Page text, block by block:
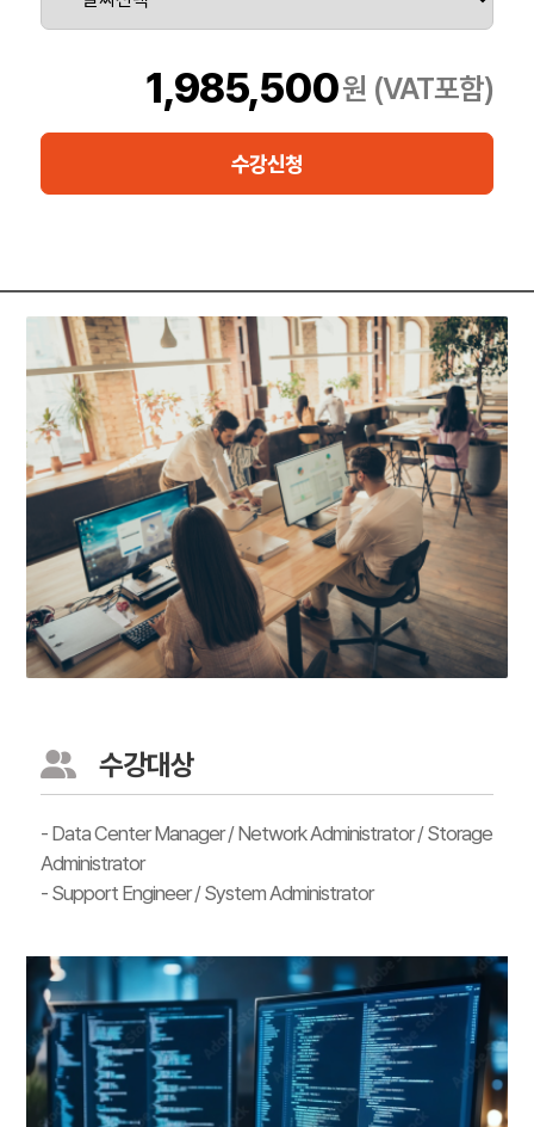
Solaris11.3운영 체제에 대한 집중적인 실무 경험을 바탕으로
이 과정은 OracleSolaris11시스템을 구성하고 관리하는 세부적인
과정을 건너뛰는 고급 과정입니다.
1,985,500원 (VAT포함)
수강신청
수강대상
- Data Center Manager / Network Administrator / Storage
Administrator
- Support Engineer / System Administrator